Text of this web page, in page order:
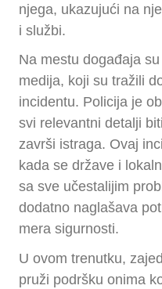
njega, ukazujući na
i službi.
Na mestu događaja
medija, koji su tražili
incidentu. Policija je
svi relevantni detalji
završi istraga. Ovaj
kada se države i
sa sve učestalijim
dodatno naglašava
mera sigurnosti.
U ovom trenutku,
pruži podršku onima